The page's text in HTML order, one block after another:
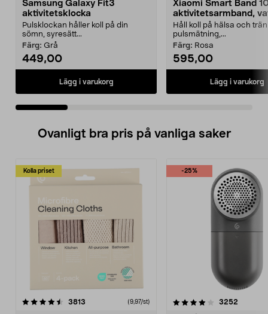
Samsung Galaxy Fit3
aktivitetsklocka
Pulsklockan håller koll på din
sömn, syresätt...
Färg: Grå
449,00
Lägg i varukorg
Xiaomi Smart Band
aktivitetsarmband,
Håll koll på hälsa och
pulsmätning,...
Färg: Rosa
595,00
Lägg i varukorg
Ovanligt bra pris på vanliga saker
Kolla priset
3813 (9,97/st)
-25%
4.0av 5 stjärnor 3252
4.5av 5 stjärnor